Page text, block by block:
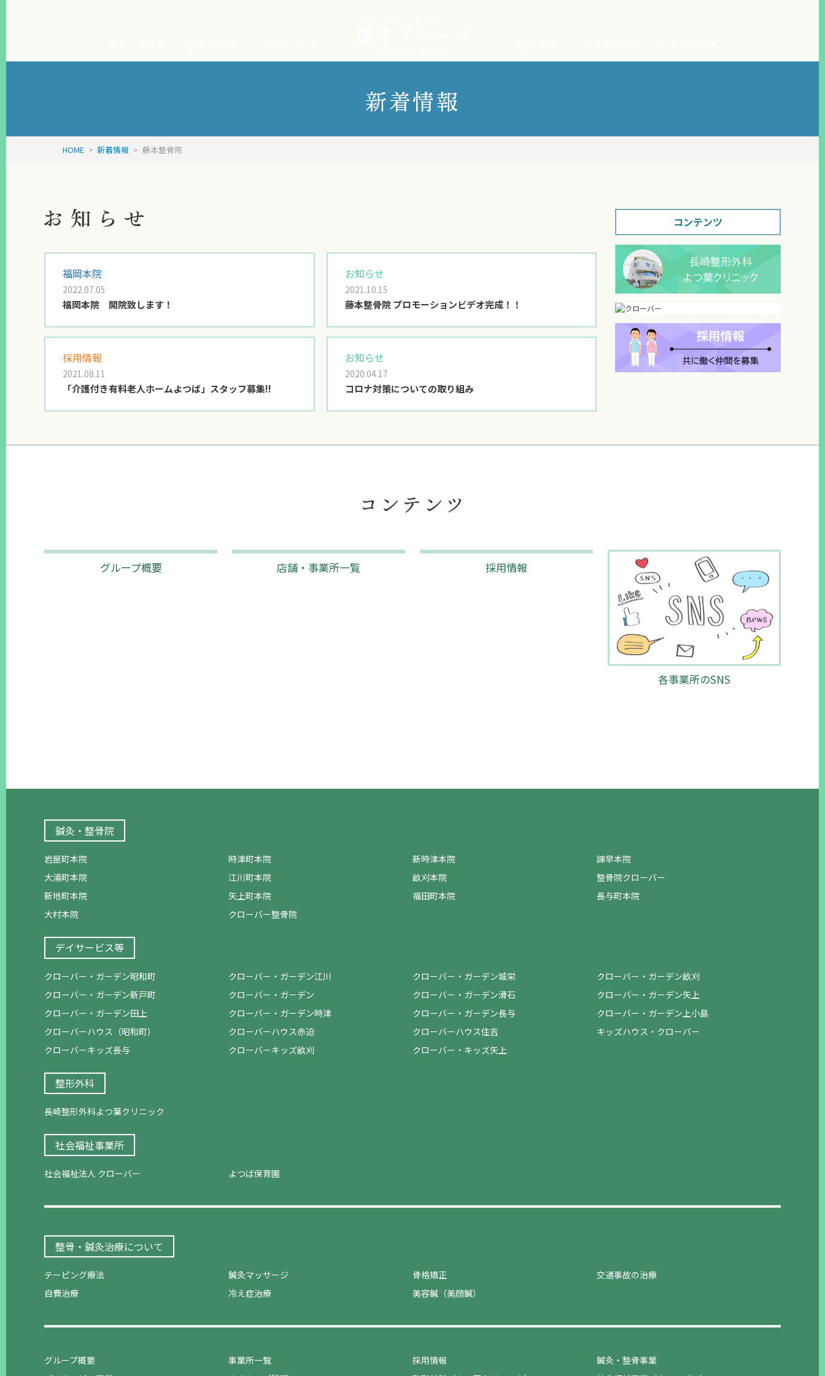
新着情報
HOME > 新着情報 > 藤本整骨院
福岡本院
2022.07.05
福岡本院 開院致します！
お知らせ
2021.10.15
藤本整骨院 プロモーションビデオ完成！！
採用情報
2021.08.11
「介護付き有料老人ホームよつば」スタッフ募集!!
お知らせ
2020.04.17
コロナ対策についての取り組み
コンテンツ
コンテンツ
グループ概要 店舗・事業所一覧 採用情報
各事業所のSNS
鍼灸・整骨院
岩屋町本院 時津町本院 新時津本院
諫早本院
大浦町本院
江川町本院 畝刈本院
整骨院クローバー
新地町本院
矢上町本院 福田町本院
長与町本院
大村本院
クローバー整骨院
デイサービス等
クローバー・ガーデン昭和町 クローバー・ガーデン江川 クローバー・ガーデン城栄
クローバー・ガーデン畝刈
クローバー・ガーデン新戸町
クローバー・ガーデン クローバー・ガーデン滑石
クローバー・ガーデン矢上
クローバー・ガーデン田上
クローバー・ガーデン時津 クローバー・ガーデン長与
クローバー・ガーデン上小島
クローバーハウス（昭和町）
クローバーハウス赤迫 クローバーハウス住吉
キッズハウス・クローバー
クローバーキッズ長与
クローバーキッズ畝刈 クローバー・キッズ矢上
整形外科
長崎整形外科よつ葉クリニック
社会福祉事業所
社会福祉法人 クローバー よつば保育園
整骨・鍼灸治療について
テーピング療法 鍼灸マッサージ 骨格矯正
交通事故の治療
自費治療
冷え症治療 美容鍼（美顔鍼）
グループ概要 事業所一覧 採用情報
鍼灸・整骨事業